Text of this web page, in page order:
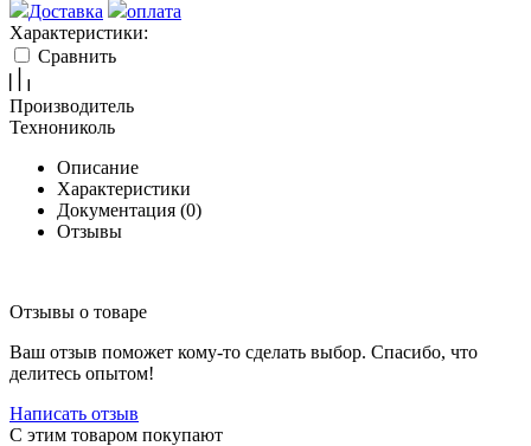
Доставка
оплата
Характеристики:
Сравнить
Производитель
Технониколь
Описание
Характеристики
Документация (0)
Отзывы
Отзывы о товаре
Ваш отзыв поможет кому-то сделать выбор. Спасибо, что
делитесь опытом!
Написать отзыв
C этим товаром покупают